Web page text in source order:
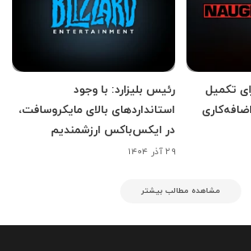
تکمیل
رئیس بلیزارد: با وجود
استانداردهای بالای مایکروسافت،
در ایکس‌باکس ارزشمندیم
۲۹ آذر ۱۴۰۴
مشاهده مطالب بیشتر